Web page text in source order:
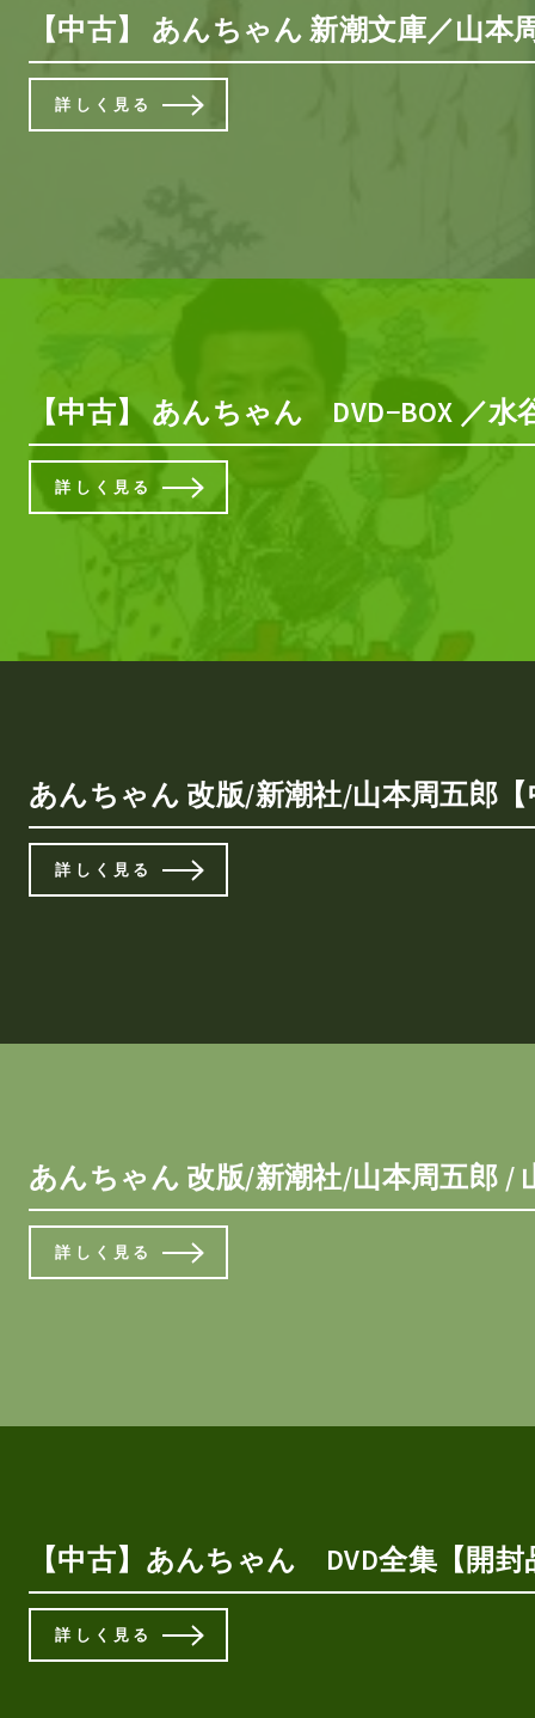
【中古】 あんちゃん 新潮文庫／山
詳しく見る
【中古】 あんちゃん DVD−BOX ／
詳しく見る
あんちゃん 改版/新潮社/山本周五郎
詳しく見る
あんちゃん 改版/新潮社/山本周五郎 /
詳しく見る
【中古】あんちゃん DVD全集【開
詳しく見る